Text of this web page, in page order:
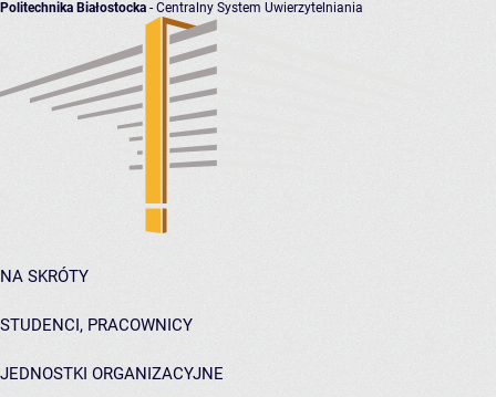
Politechnika Białostocka - Centralny System Uwierzytelniania
NA SKRÓTY
STUDENCI, PRACOWNICY
JEDNOSTKI ORGANIZACYJNE